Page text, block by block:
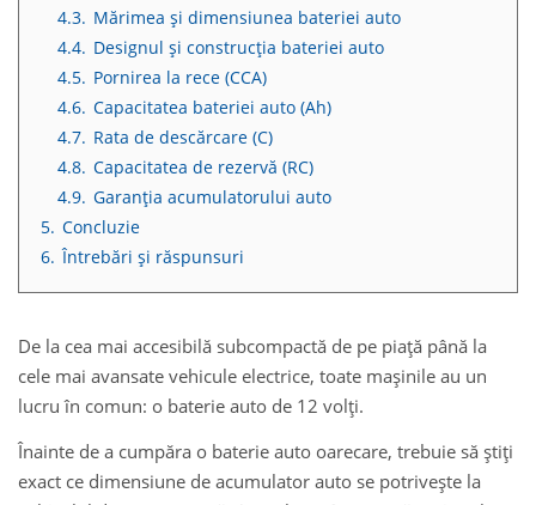
4.3. Mărimea și dimensiunea bateriei auto
4.4. Designul și construcția bateriei auto
4.5. Pornirea la rece (CCA)
4.6. Capacitatea bateriei auto (Ah)
4.7. Rata de descărcare (C)
4.8. Capacitatea de rezervă (RC)
4.9. Garanția acumulatorului auto
5. Concluzie
6. Întrebări și răspunsuri
De la cea mai accesibilă subcompactă de pe piață până la
cele mai avansate vehicule electrice, toate mașinile au un
lucru în comun: o baterie auto de 12 volți.
Înainte de a cumpăra o baterie auto oarecare, trebuie să știți
exact ce dimensiune de acumulator auto se potrivește la